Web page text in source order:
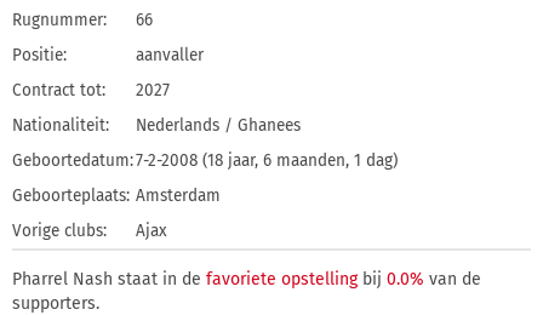
Rugnummer:
66
Positie:
aanvaller
Contract tot:
2027
Nationaliteit:
Nederlands / Ghanees
Geboortedatum:7-2-2008 (18 jaar, 6 maanden, 1 dag)
Geboorteplaats: Amsterdam
Vorige clubs:
Ajax
Pharrel Nash staat in de favoriete opstellingbij 0.0% van de
supporters.